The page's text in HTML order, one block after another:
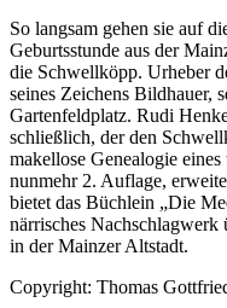
So langsam gehen sie auf
Geburtsstunde aus der
die Schwellköpp. Urheber
seines Zeichens Bildhauer,
Gartenfeldplatz. Rudi
schließlich, der den
makellose Genealogie
nunmehr 2. Auflage,
bietet das Büchlein „Die
närrisches Nachschlagwerk
in der Mainzer Altstadt.
Copyright: Thomas